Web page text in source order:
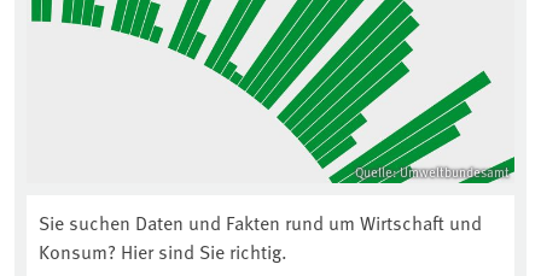
Quelle: Umweltbundesamt
Sie suchen Daten und Fakten rund um Wirtschaft und
Konsum? Hier sind Sie richtig.